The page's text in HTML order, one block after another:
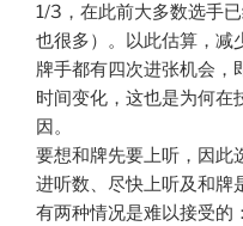
1/3，在此前大多数选手
也很多）。以此估算，
牌手都有四次进张机会，
时间变化，这也是为何在
因。
要想和牌先要上听，因此
进听数、尽快上听及和牌
有两种情况是难以接受的：